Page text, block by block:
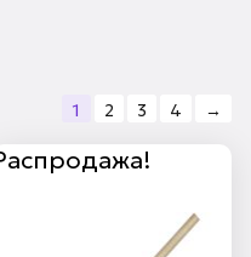
1 2 3 4 →